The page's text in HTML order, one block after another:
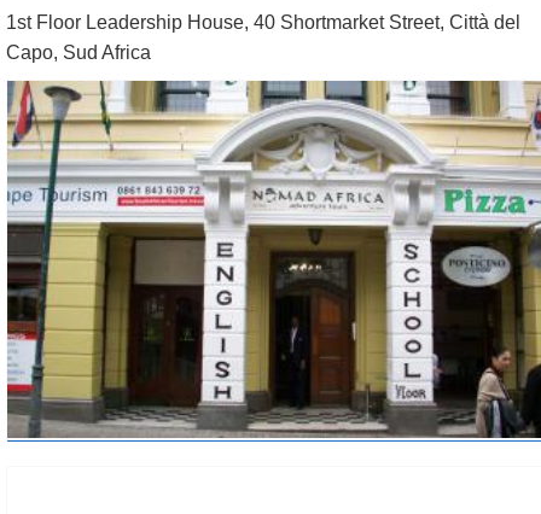
1st Floor Leadership House, 40 Shortmarket Street, Città del
Capo, Sud Africa